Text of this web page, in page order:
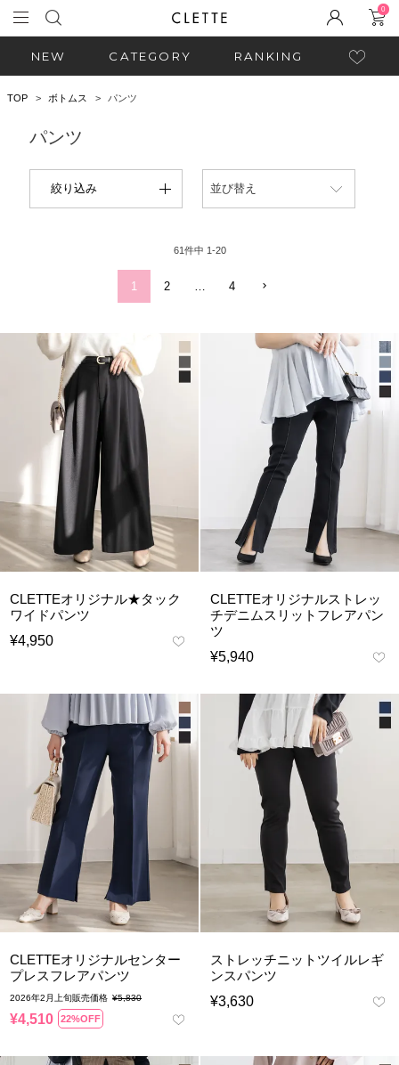
0
NEW CATEGORY RANKING
TOP ボトムス パンツ
パンツ
絞り込み 並び替え
61件中 1-20
1 2 4
CLETTEオリジナル★タック
ワイドパンツ
¥4,950
CLETTEオリジナルストレッ
チデニムスリットフレアパン
ツ
¥5,940
CLETTEオリジナルセンター
プレスフレアパンツ
2026年2月上旬販売価格 ¥5,830
¥4,510 22%OFF
ストレッチニットツイルレギ
ンスパンツ
¥3,630